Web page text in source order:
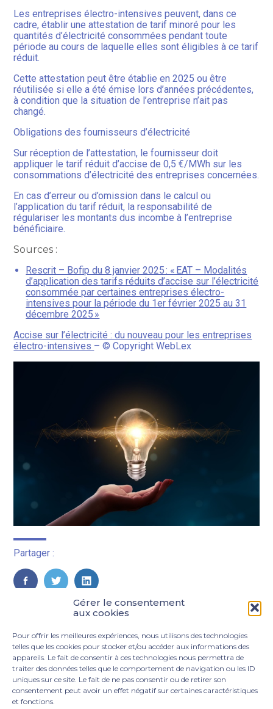
Gérer le consentement
aux cookies
Pour offrir les meilleures expériences, nous utilisons des technologies
telles que les cookies pour stocker et/ou accéder aux informations des
appareils. Le fait de consentir à ces technologies nous permettra de
traiter des données telles que le comportement de navigation ou les ID
uniques sur ce site. Le fait de ne pas consentir ou de retirer son
consentement peut avoir un effet négatif sur certaines caractéristiques
et fonctions.
Les entreprises électro-intensives peuvent, dans ce
cadre, établir une attestation de tarif minoré pour les
quantités d’électricité consommées pendant toute
période au cours de laquelle elles sont éligibles à ce tarif
réduit.
Cette attestation peut être établie en 2025 ou être
réutilisée si elle a été émise lors d’années précédentes,
à condition que la situation de l’entreprise n’ait pas
changé.
Obligations des fournisseurs d’électricité
Sur réception de l’attestation, le fournisseur doit
appliquer le tarif réduit d’accise de 0,5 €/MWh sur les
consommations d’électricité des entreprises concernées.
En cas d’erreur ou d’omission dans le calcul ou
l’application du tarif réduit, la responsabilité de
régulariser les montants dus incombe à l’entreprise
bénéficiaire.
Sources :
Rescrit – Bofip du 8 janvier 2025 : « EAT – Modalités
d’application des tarifs réduits d’accise sur l’électricité
consommée par certaines entreprises électro-
intensives pour la période du 1er février 2025 au 31
décembre 2025 »
Accise sur l’électricité : du nouveau pour les entreprises
électro-intensives – © Copyright WebLex
Partager :
FaceBook
TwitterLinkedIn